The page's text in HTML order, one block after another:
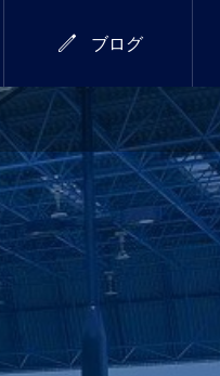
 ブログ
7/18(土)～26(日)
サマーウィーク開催し
ます！
拶